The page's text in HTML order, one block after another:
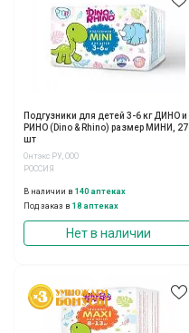
Подгузники для детей 3-6 кг ДИНО и
РИНО (Dino & Rhino) размер МИНИ, 27
шт
Онтэкс РУ, ООО
РОССИЯ
В наличии в 140 аптеках
Под заказ в 18 аптеках
Нет в наличии